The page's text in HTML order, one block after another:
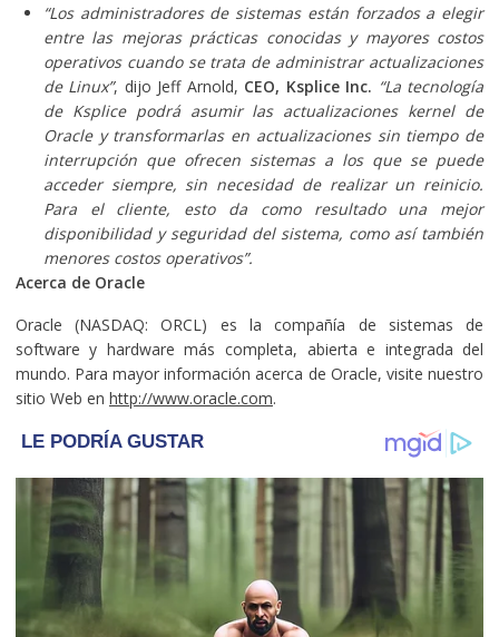
“Los administradores de sistemas están forzados a elegir
entre las mejoras prácticas conocidas y mayores costos
operativos cuando se trata de administrar actualizaciones
de Linux”, dijo Jeff Arnold, CEO, Ksplice Inc. “La tecnología
de Ksplice podrá asumir las actualizaciones kernel de
Oracle y transformarlas en actualizaciones sin tiempo de
interrupción que ofrecen sistemas a los que se puede
acceder siempre, sin necesidad de realizar un reinicio.
Para el cliente, esto da como resultado una mejor
disponibilidad y seguridad del sistema, como así también
menores costos operativos”.
Acerca de Oracle
Oracle (NASDAQ: ORCL) es la compañía de sistemas de
software y hardware más completa, abierta e integrada del
mundo. Para mayor información acerca de Oracle, visite nuestro
sitio Web en http://www.oracle.com.